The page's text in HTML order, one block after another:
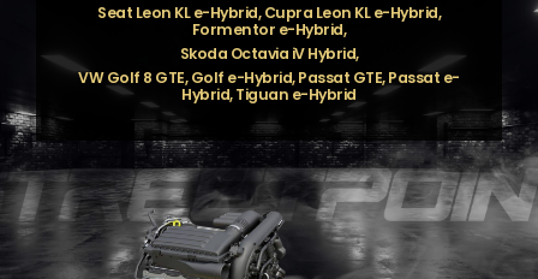
Seat Leon KL e-Hybrid, Cupra Leon KL e-Hybrid,
Formentor e-Hybrid,
Skoda Octavia iV Hybrid,
VW Golf 8 GTE, Golf e-Hybrid, Passat GTE, Passat e-
Hybrid, Tiguan e-Hybrid